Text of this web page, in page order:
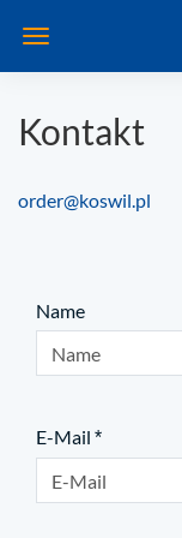
Kontakt
order@koswil.pl
Name
E-Mail